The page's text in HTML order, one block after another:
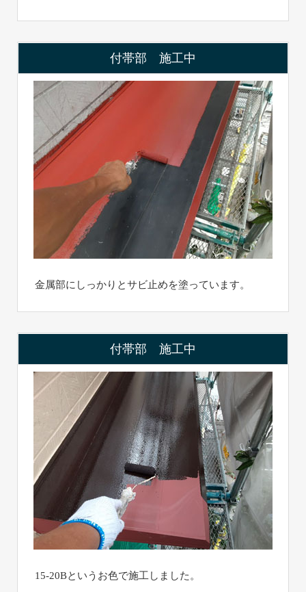
付帯部 施工中
金属部にしっかりとサビ止めを塗っています。
付帯部 施工中
15-20Bというお色で施工しました。